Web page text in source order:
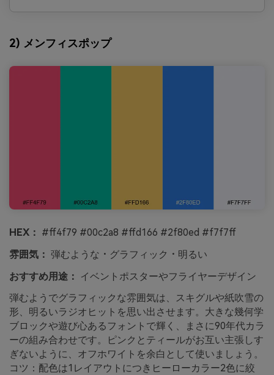
2) メンフィスポップ
HEX： #ff4f79 #00c2a8 #ffd166 #2f80ed #f7f7ff
雰囲気： 弾むような・グラフィック・明るい
おすすめ用途：
イベントポスターやフライヤーデザイン
弾むようでグラフィックな雰囲気は、スキグルや紙吹雪の
形、明るいラジオヒットを思い出させます。大きな幾何学
ブロックや遊び心あるフォントで輝く、まさに90年代カラ
ーの組み合わせです。ピンクとティールがお互い主張しす
ぎないように、オフホワイトを余白として使いましょう。
コツ：配色は1レイアウトにつきヒーローカラー2色に絞